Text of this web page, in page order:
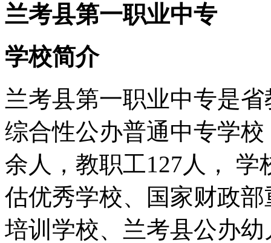
兰考县第一职业中专
学校简介
兰考县第一职业中专是
综合性公办普通中专学
余人，教职工127人，
估优秀学校、国家财政
培训学校、兰考县公办